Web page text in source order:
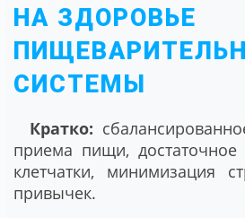
НА ЗДОРОВЬЕ
СИСТЕМЫ
Кратко:
приема пищи, достаточное
клетчатки, минимизация
привычек.